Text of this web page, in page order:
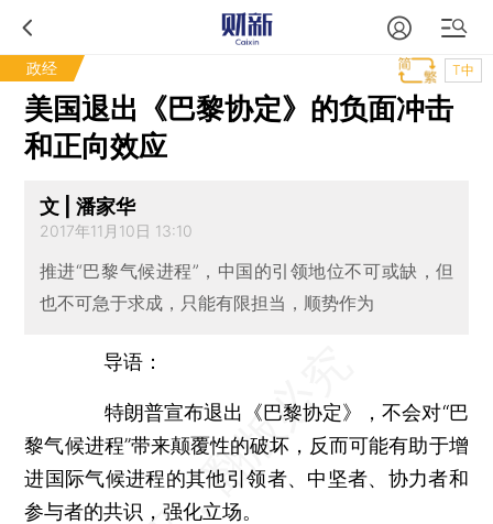
政经 T中
美国退出《巴黎协定》的负面冲击
和正向效应
文 | 潘家华
2017年11月10日 13:10
推进“巴黎气候进程”，中国的引领地位不可或缺，但
也不可急于求成，只能有限担当，顺势作为
导语：
特朗普宣布退出《巴黎协定》，不会对“巴
黎气候进程”带来颠覆性的破坏，反而可能有助于增
进国际气候进程的其他引领者、中坚者、协力者和
参与者的共识，强化立场。